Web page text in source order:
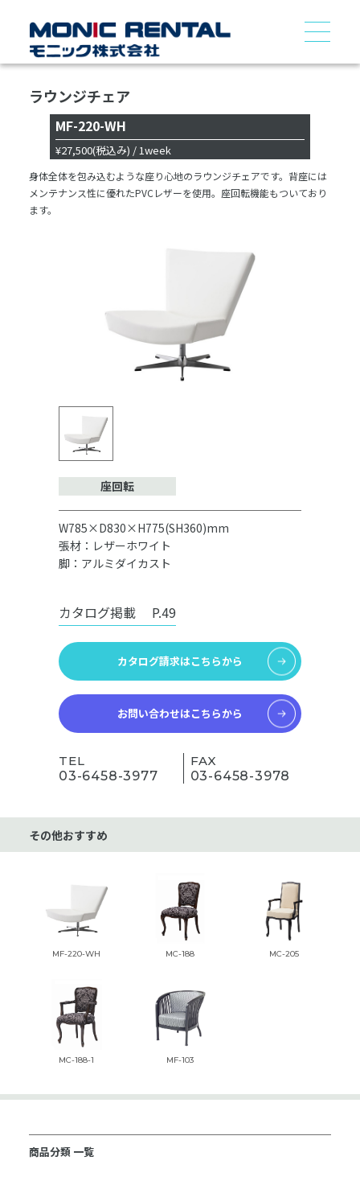
ラウンジチェア
MF-220-WH
¥27,500(税込み) / 1week
身体全体を包み込むような座り心地のラウンジチェアです。背座には
メンテナンス性に優れたPVCレザーを使用。座回転機能もついており
ます。
座回転
W785×D830×H775(SH360)mm
張材：レザーホワイト
脚：アルミダイカスト
カタログ掲載 P.49
カタログ請求はこちらから
お問い合わせはこちらから
TEL
03-6458-3977
FAX
03-6458-3978
その他おすすめ
MF-220-WH MC-188 MC-205
MC-188-1 MF-103
商品分類 一覧